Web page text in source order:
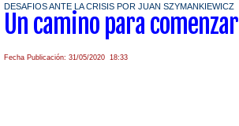
DESAFIOS ANTE LA CRISIS POR JUAN SZYMANKIEWICZ
Un camino para comenzar
Fecha Publicación: 31/05/2020 18:33